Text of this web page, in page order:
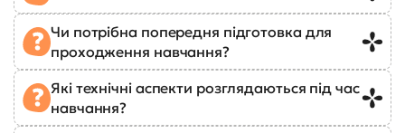
Чи потрібна попередня підготовка для
проходження навчання?
Які технічні аспекти розглядаються під час
навчання?